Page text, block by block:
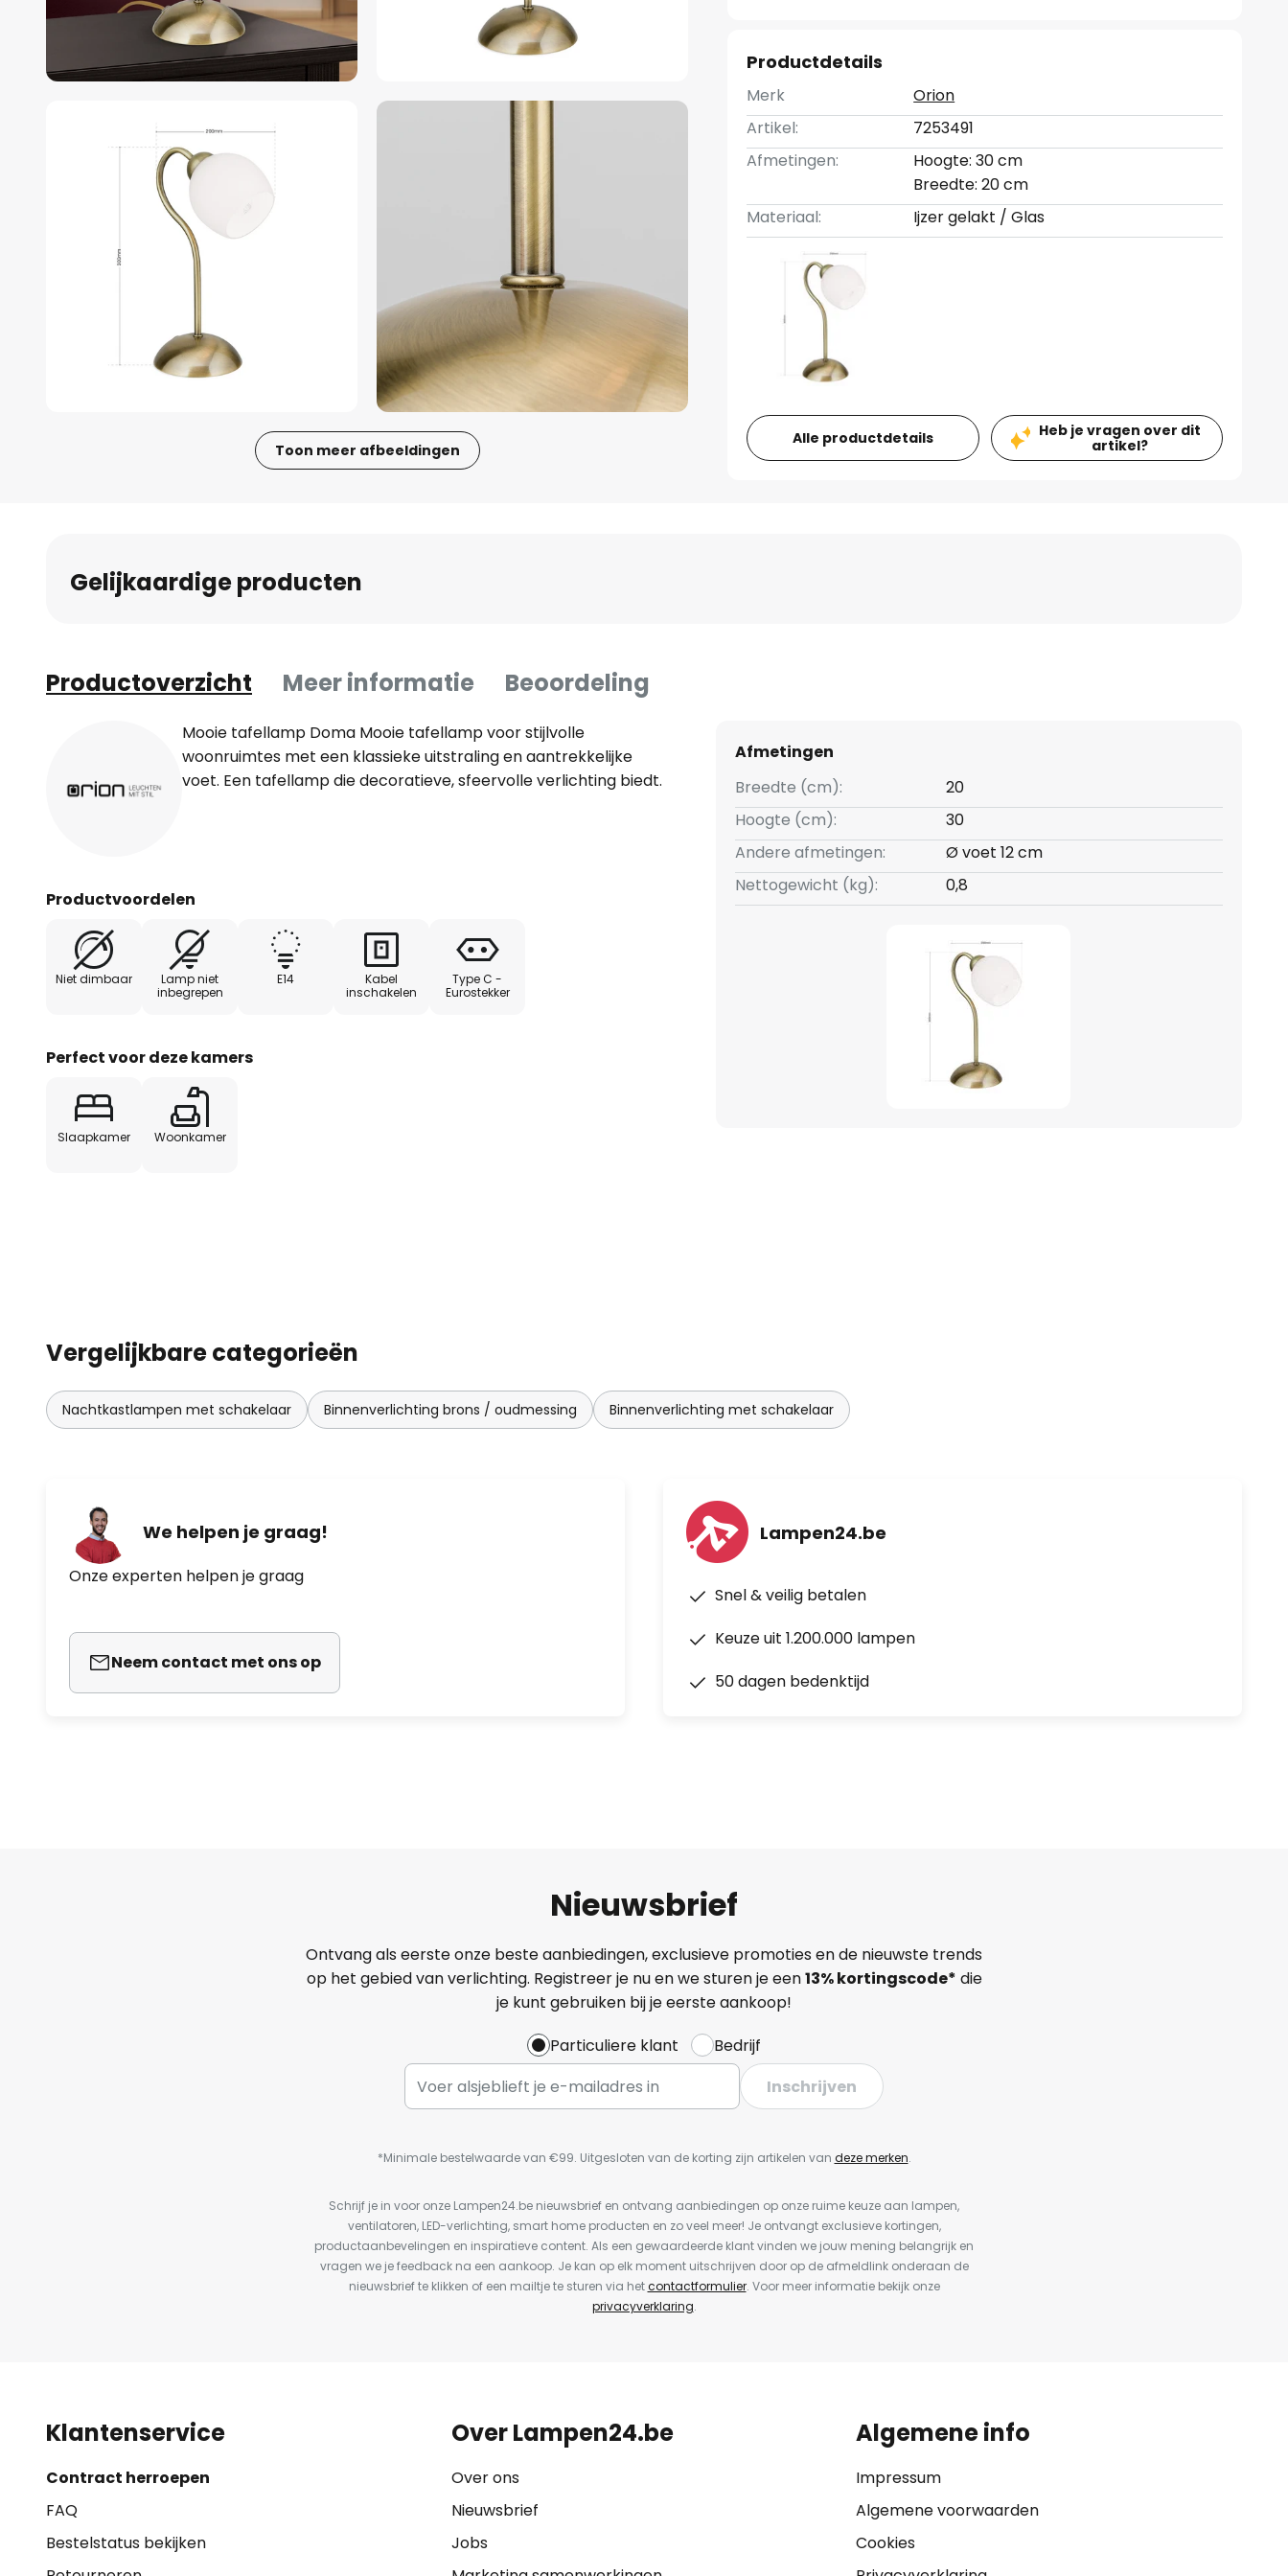
Toon meer afbeeldingen
van
Productdetails
Merk
Orion
Artikel:
7253491
Afmetingen:
Hoogte: 30 cm
Breedte: 20 cm
Materiaal:
Ijzer gelakt / Glas
Alle productdetails
Heb je vragen over dit
artikel?
Gelijkaardige producten
Productoverzicht Meer informatie Beoordeling
Mooie tafellamp Doma Mooie tafellamp voor stijlvolle
woonruimtes met een klassieke uitstraling en aantrekkelijke
voet. Een tafellamp die decoratieve, sfeervolle verlichting biedt.
Productvoordelen
Niet dimbaar
Lamp niet
inbegrepen
E14
Kabel
inschakelen
Type C -
Eurostekker
Perfect voor deze kamers
Slaapkamer Woonkamer
Afmetingen
Breedte (cm):
20
Hoogte (cm):
30
Andere afmetingen:
Ø voet 12 cm
Nettogewicht (kg):
0,8
Vergelijkbare categorieën
Nachtkastlampen met schakelaar Binnenverlichting brons / oudmessing Binnenverlichting met schakelaar
We helpen je graag!
Onze experten helpen je graag
Neem contact met ons op
Lampen24.be
Snel & veilig betalen
Keuze uit 1.200.000 lampen
50 dagen bedenktijd
Nieuwsbrief
Ontvang als eerste onze beste aanbiedingen, exclusieve promoties en de nieuwste trends
op het gebied van verlichting. Registreer je nu en we sturen je een13%kortingscode* die
je kunt gebruiken bij je eerste aankoop!
Particuliere klant
Bedrijf
Inschrijven
*Minimale bestelwaarde van €99. Uitgesloten van de korting zijn artikelen van deze merken.
Schrijf je in voor onze Lampen24.be nieuwsbrief en ontvang aanbiedingen op onze ruime keuze aan lampen,
ventilatoren, LED-verlichting, smart home producten en zo veel meer! Je ontvangt exclusieve kortingen,
productaanbevelingen en inspiratieve content. Als een gewaardeerde klant vinden we jouw mening belangrijk en
vragen we je feedback na een aankoop. Je kan op elk moment uitschrijven door op de afmeldlink onderaan de
nieuwsbrief te klikken of een mailtje te sturen via hetcontactformulier. Voor meer informatie bekijk onze
privacyverklaring.
Klantenservice
Contract herroepen
FAQ
Bestelstatus bekijken
Over Lampen24.be
Over ons
Nieuwsbrief
Jobs
Algemene info
Impressum
Algemene voorwaarden
Cookies